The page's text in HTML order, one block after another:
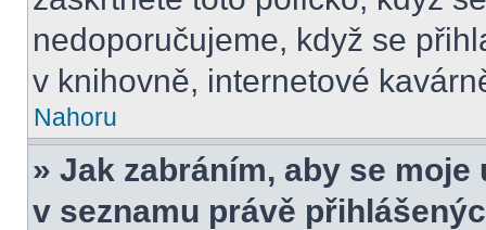
nedoporučujeme, když se
v knihovně, internetové
Nahoru
» Jak zabráním, aby se
v seznamu právě